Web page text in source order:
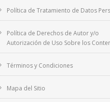
Política de Tratamiento de Datos
Política de Derechos de Autor y/o
Autorización de Uso Sobre los
Términos y Condiciones
Mapa del Sitio